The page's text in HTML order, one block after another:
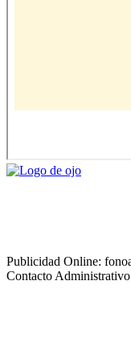
Publicidad Online:
Contacto